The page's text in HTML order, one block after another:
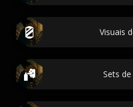
Visuais
Sets